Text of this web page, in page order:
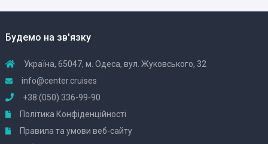
Будемо на зв'язку
Україна, 65047, м. Одеса, вул. Жуковського, 32
info@center.cruises
+38 (050) 336-99-90
Політика Конфіденційності
Правила та умови веб-сайту